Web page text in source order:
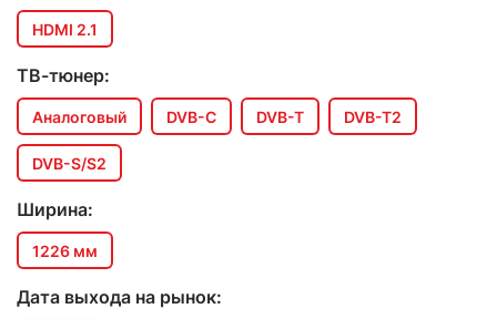
HDMI 2.1
ТВ-тюнер:
Аналоговый DVB-C DVB-T DVB-T2
DVB-S/S2
Ширина:
1226 мм
Дата выхода на рынок: